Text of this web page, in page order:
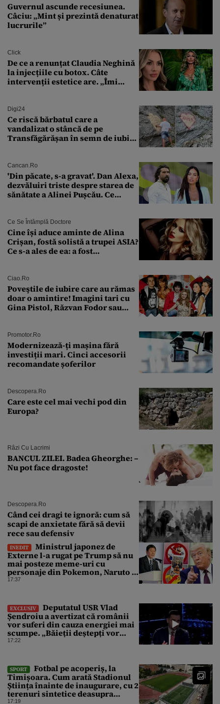
Guvernul ascunde recesiunea.
Câciu: „Mint și prezintă denaturat
lucrurile”
Click
De ce a renunțat Claudia Neghină
la injecțiile cu botox. Câte
intervenții estetice are. „Îmi
Digi24
Ce riscă bărbatul care a
vandalizat o stâncă de pe
Transfăgărășan în semn de iubire
Cancan.ro
'Din păcate, s-a gravat'. Dan Alexa,
dezvăluiri triste despre starea de
sănătate a Alinei Pușcău. Ce
Ce Se Întâmplă Doctore
Cine își aduce aminte de Alina
Crișan, fostă solistă a trupei ASIA?
Ce s-a ales de ea: a fost
Ciao.ro
Poveştile de iubire care au rămas
doar o amintire! Imagini tari cu
Gina Pistol, Răzvan Fodor sau
Promotor.ro
Modernizează-ți mașina fără
investiții mari. Cinci accesorii
recomandate șoferilor
Descopera.ro
Care este cel mai vechi pod din
Europa?
Râzi Cu Lacrimi
BANCUL ZILEI. Badea Gheorghe: –
Nu pot face dragoste!
Descopera.ro
Când cei dragi te ignoră: cum să
scapi de anxietate fără să devii
rece sau defensiv
INEDIT
Ministrul japonez de
Externe l-a rugat pe Trump să nu
mai posteze meme-uri cu
personaje din Pokemon, Naruto și
Mario pe platformele social-
17:37
EXCLUSIV
Deputatul USR Vlad
Șendroiu a avertizat că românii
vor suferi din cauza energiei mai
scumpe. „Băieții deștepți vor
specula și după vor crește
17:22
SPORT
Fotbal pe acoperiș, la
Timișoara. Cum arată Stadionul
Știința înainte de inaugurare, cu 2
terenuri sintetice deasupra
17:19